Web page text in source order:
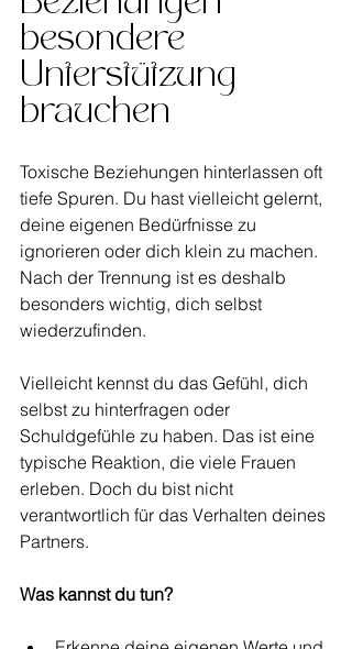
besondere
Unterstützung
brauchen
Toxische Beziehungen hinterlassen oft
tiefe Spuren. Du hast vielleicht gelernt,
deine eigenen Bedürfnisse zu
ignorieren oder dich klein zu machen.
Nach der Trennung ist es deshalb
besonders wichtig, dich selbst
wiederzufinden.
Vielleicht kennst du das Gefühl, dich
selbst zu hinterfragen oder
Schuldgefühle zu haben. Das ist eine
typische Reaktion, die viele Frauen
erleben. Doch du bist nicht
verantwortlich für das Verhalten deines
Partners.
Was kannst du tun?